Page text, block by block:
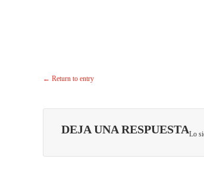
← Return to entry
DEJA UNA RESPUESTALo